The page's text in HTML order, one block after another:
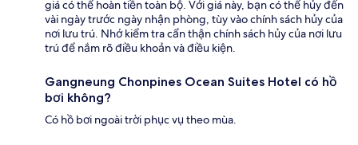
giá có thể hoàn tiền toàn bộ. Với giá này, bạn có thể hủy đến
vài ngày trước ngày nhận phòng, tùy vào chính sách hủy của
nơi lưu trú. Nhớ kiểm tra cẩn thận chính sách hủy của nơi lưu
trú để nắm rõ điều khoản và điều kiện.
Gangneung Chonpines Ocean Suites Hotel có hồ
bơi không?
Có hồ bơi ngoài trời phục vụ theo mùa.